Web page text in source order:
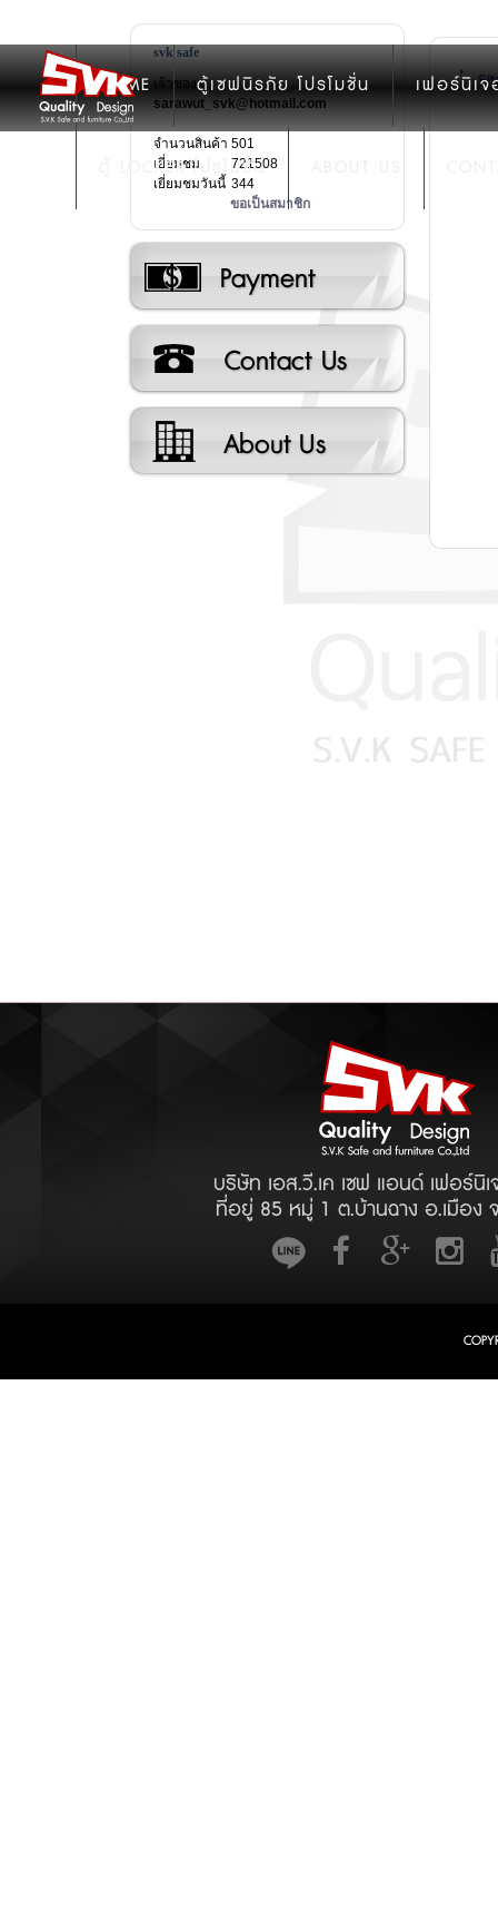
HOME ตู้เซฟนิรภัย โปรโมชั่น เฟอร์นิเ
ตู้ LOCKER โปรโมชั่น
svk safe
เจ้าของ:
sarawut_svk@hotmail.com
จำนวนสินค้า 501
เยี่ยมชม
721508
เยี่ยมชมวันนี้ 344
ขอเป็นสมาชิก
บริษัท เอส.วี.เค เซฟ แอนด์ เฟอร์นิ
ที่อยู่ 85 หมู่ 1 ต.บ้านฉาง อ.เมือง